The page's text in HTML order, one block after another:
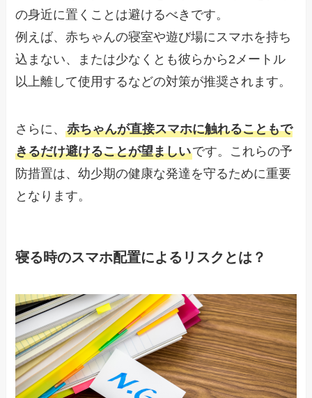
の身近に置くことは避けるべきです。
例えば、赤ちゃんの寝室や遊び場にスマホを持ち
込まない、または少なくとも彼らから2メートル
以上離して使用するなどの対策が推奨されます。
さらに、赤ちゃんが直接スマホに触れることもで
きるだけ避けることが望ましいです。これらの予
防措置は、幼少期の健康な発達を守るために重要
となります。
寝る時のスマホ配置によるリスクとは？